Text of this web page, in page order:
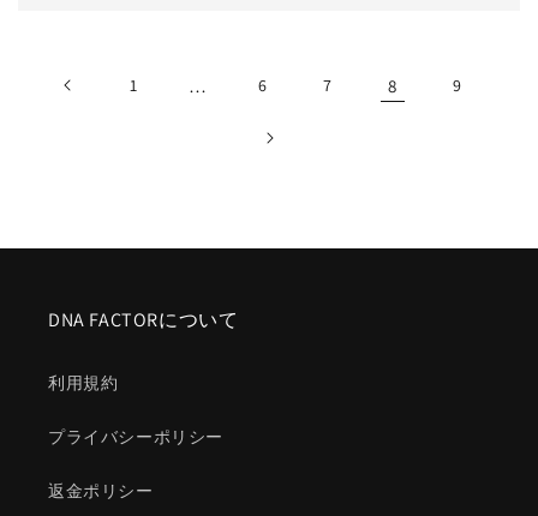
1 … 6 7 8 9
DNA FACTORについて
利用規約
プライバシーポリシー
返金ポリシー